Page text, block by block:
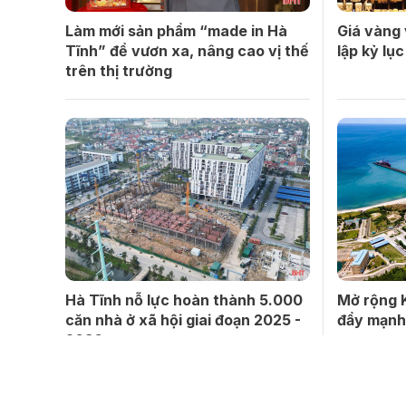
Làm mới sản phẩm “made in Hà
Tĩnh” để vươn xa, nâng cao vị thế
trên thị trường
Giá
lập kỷ
Hà Tĩnh nỗ lực hoàn thành 5.000
căn nhà ở xã hội giai đoạn 2025 -
2030
Mở rộng
đẩy